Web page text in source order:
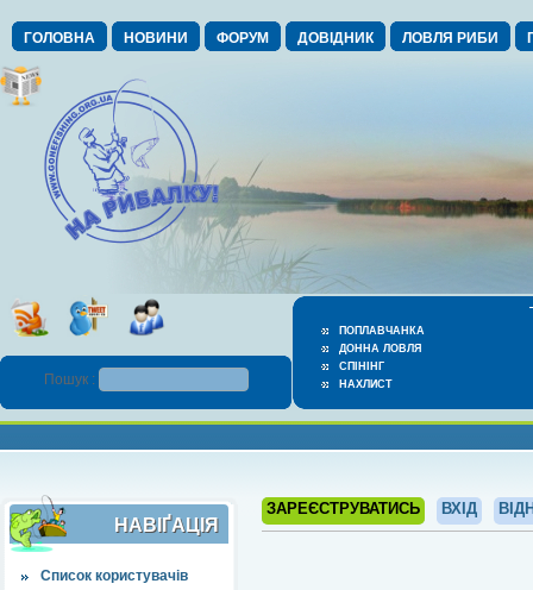
ГОЛОВНА НОВИНИ ФОРУМ ДОВІДНИК ЛОВЛЯ РИБИ
ПОПЛАВЧАНКА
ДОННА ЛОВЛЯ
СПІНІНГ
НАХЛИСТ
Пошук :
НАВІҐАЦІЯ
Список користувачів
ЗАРЕЄСТРУВАТИСЬ ВХІД